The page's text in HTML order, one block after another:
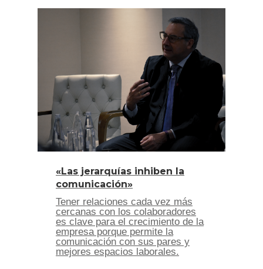
«Las jerarquías inhiben la
comunicación»
Tener relaciones cada vez más
cercanas con los colaboradores
es clave para el crecimiento de la
empresa porque permite la
comunicación con sus pares y
mejores espacios laborales.